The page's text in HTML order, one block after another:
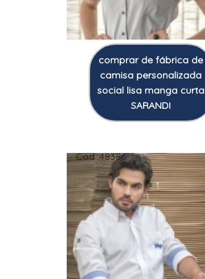
comprar de fábrica de
camisa personalizada
social lisa manga curta
SARANDI
Cod.:48386